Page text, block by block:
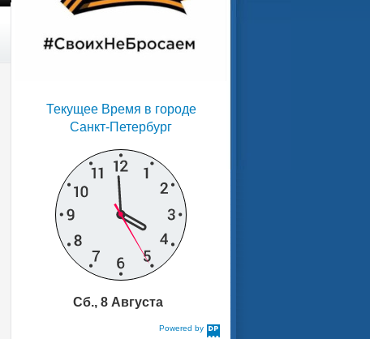
Powered by
DaysPedia.com
Текущее Время в городе
Санкт-Петербург
Сб., 8 Августа